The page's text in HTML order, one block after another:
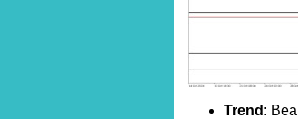
Trend :